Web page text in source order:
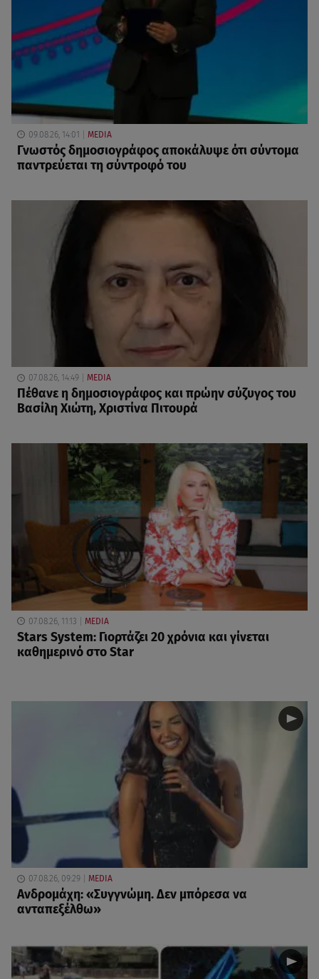
09.08.26, 14:01 MEDIA
Γνωστός δημοσιογράφος αποκάλυψε ότι σύντομα
παντρεύεται τη σύντροφό του
07.08.26, 14:49 MEDIA
Πέθανε η δημοσιογράφος και πρώην σύζυγος του
Βασίλη Χιώτη, Χριστίνα Πιτουρά
07.08.26, 11:13 MEDIA
Stars System: Γιορτάζει 20 χρόνια και γίνεται
καθημερινό στο Star
07.08.26, 09:29 MEDIA
Ανδρομάχη: «Συγγνώμη. Δεν μπόρεσα να
ανταπεξέλθω»